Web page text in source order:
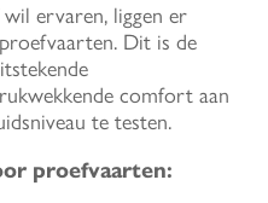
ervaren, liggen er
Dit is de
comfort aan
te testen.
proefvaarten: